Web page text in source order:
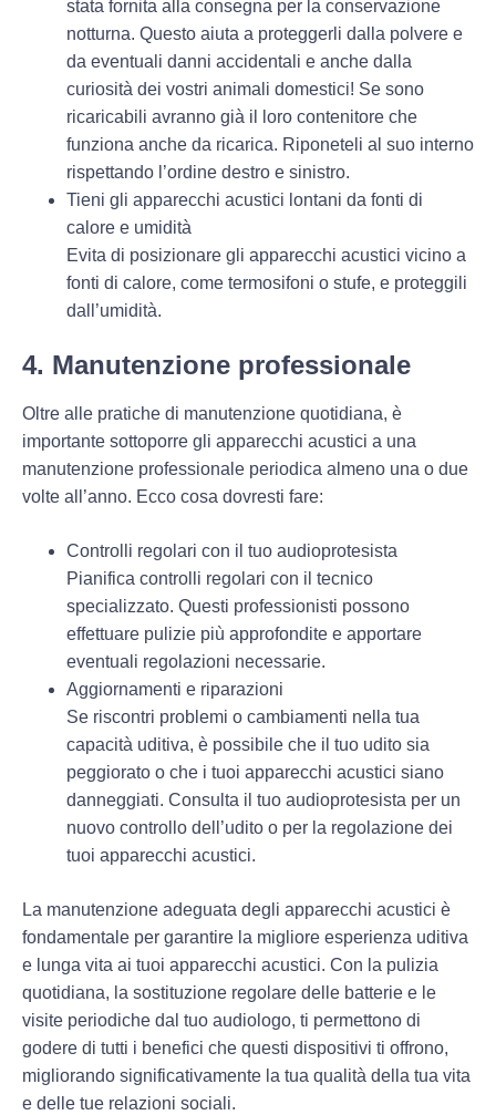
stata fornita alla consegna per la conservazione
notturna. Questo aiuta a proteggerli dalla polvere e
da eventuali danni accidentali e anche dalla
curiosità dei vostri animali domestici! Se sono
ricaricabili avranno già il loro contenitore che
funziona anche da ricarica. Riponeteli al suo interno
rispettando l’ordine destro e sinistro.
Tieni gli apparecchi acustici lontani da fonti di
calore e umidità
Evita di posizionare gli apparecchi acustici vicino a
fonti di calore, come termosifoni o stufe, e proteggili
dall’umidità.
4. Manutenzione professionale
Oltre alle pratiche di manutenzione quotidiana, è
importante sottoporre gli apparecchi acustici a una
manutenzione professionale periodica almeno una o due
volte all’anno. Ecco cosa dovresti fare:
Controlli regolari con il tuo audioprotesista
Pianifica controlli regolari con il tecnico
specializzato. Questi professionisti possono
effettuare pulizie più approfondite e apportare
eventuali regolazioni necessarie.
Aggiornamenti e riparazioni
Se riscontri problemi o cambiamenti nella tua
capacità uditiva, è possibile che il tuo udito sia
peggiorato o che i tuoi apparecchi acustici siano
danneggiati. Consulta il tuo audioprotesista per un
nuovo controllo dell’udito o per la regolazione dei
tuoi apparecchi acustici.
La manutenzione adeguata degli apparecchi acustici è
fondamentale per garantire la migliore esperienza uditiva
e lunga vita ai tuoi apparecchi acustici. Con la pulizia
quotidiana, la sostituzione regolare delle batterie e le
visite periodiche dal tuo audiologo, ti permettono di
godere di tutti i benefici che questi dispositivi ti offrono,
migliorando significativamente la tua qualità della tua vita
e delle tue relazioni sociali.